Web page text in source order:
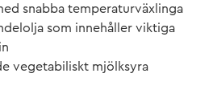
snabba temperaturväxlinga
som innehåller viktiga
vegetabiliskt mjölksyra